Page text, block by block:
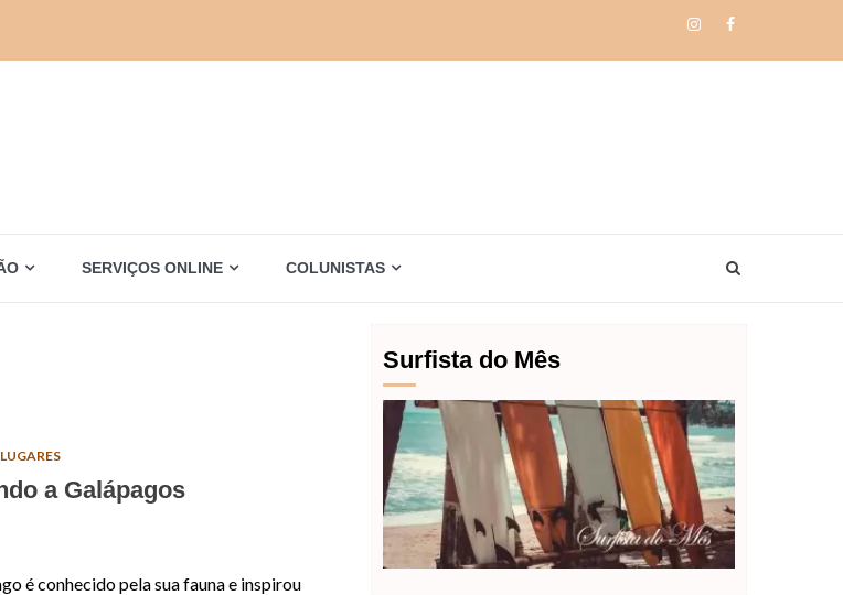
InstagramFacebook
SERVIÇOS ONLINE COLUNISTAS
LUGARES
a Galápagos
é conhecido pela sua fauna e inspirou
Surfista do Mês